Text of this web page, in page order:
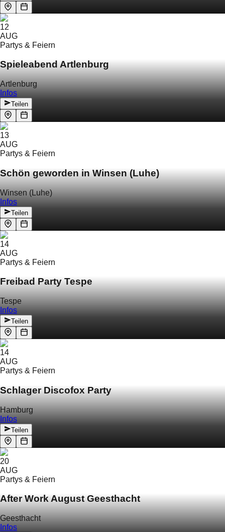
12
AUG
Partys & Feiern
Spieleabend Artlenburg
Artlenburg
Infos
Teilen
13
AUG
Partys & Feiern
Schön geworden in Winsen (Luhe)
Winsen (Luhe)
Infos
Teilen
14
AUG
Partys & Feiern
Freibad Party Tespe
Tespe
Infos
Teilen
14
AUG
Partys & Feiern
Schlager Discofox Party
Hamburg
Infos
Teilen
20
AUG
Partys & Feiern
After Work August Geesthacht
Geesthacht
Infos